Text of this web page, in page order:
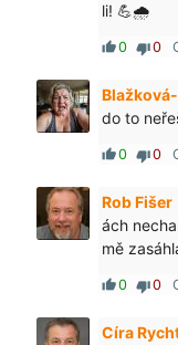
li! 💪🌧️
thumb_up0 thumb_down0
do to
thumb_up0 thumb_down0
Rob Fišer
ách
mě
thumb_up0 thumb_down0
Círa